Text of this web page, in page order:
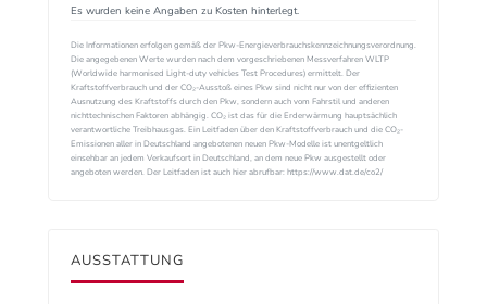
Es wurden keine Angaben zu Kosten hinterlegt.
Die Informationen erfolgen gemäß der Pkw-Energieverbrauchskennzeichnungsverordnung.
Die angegebenen Werte wurden nach dem vorgeschriebenen Messverfahren WLTP
(Worldwide harmonised Light-duty vehicles Test Procedures) ermittelt. Der
Kraftstoffverbrauch und der CO₂-Ausstoß eines Pkw sind nicht nur von der effizienten
Ausnutzung des Kraftstoffs durch den Pkw, sondern auch vom Fahrstil und anderen
nichttechnischen Faktoren abhängig. CO₂ ist das für die Erderwärmung hauptsächlich
verantwortliche Treibhausgas. Ein Leitfaden über den Kraftstoffverbrauch und die CO₂-
Emissionen aller in Deutschland angebotenen neuen Pkw-Modelle ist unentgeltlich
einsehbar an jedem Verkaufsort in Deutschland, an dem neue Pkw ausgestellt oder
angeboten werden. Der Leitfaden ist auch hier abrufbar: https://www.dat.de/co2/
AUSSTATTUNG